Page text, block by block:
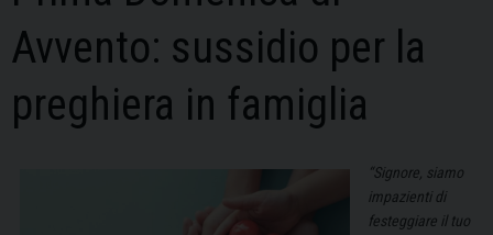
Avvento: sussidio per la
preghiera in famiglia
“Signore, siamo
impazienti di
festeggiare il tuo